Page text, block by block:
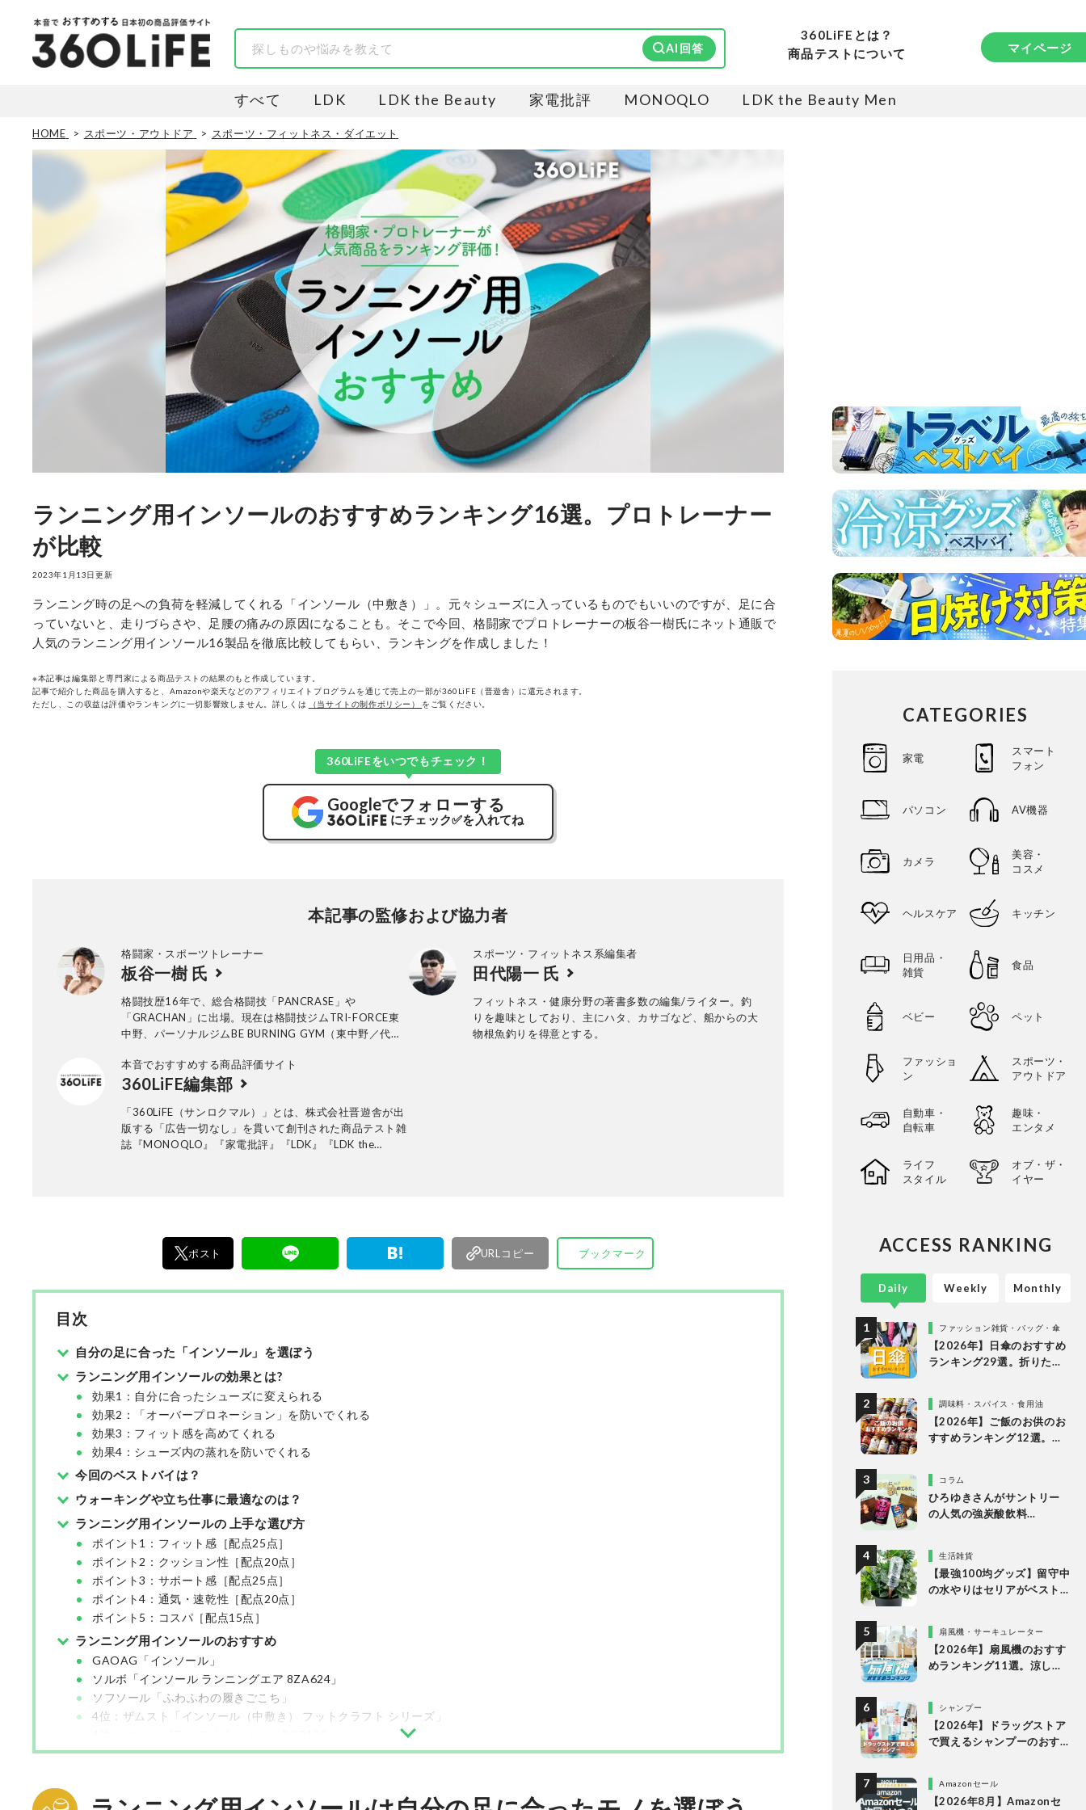
AI回答
360LiFEとは？
商品テストについて
マイページ
すべて LDK LDK the Beauty 家電批評 MONOQLO LDK the Beauty Men
HOME スポーツ・アウトドア スポーツ・フィットネス・ダイエット
ランニング用インソールのおすすめランキング16選。プロトレーナー
が比較
2023年1月13日更新
ランニング時の足への負荷を軽減してくれる「インソール（中敷き）」。元々シューズに入っているものでもいいのですが、足に合
っていないと、走りづらさや、足腰の痛みの原因になることも。そこで今回、格闘家でプロトレーナーの板谷一樹氏にネット通販で
人気のランニング用インソール16製品を徹底比較してもらい、ランキングを作成しました！
※本記事は編集部と専門家による商品テストの結果のもと作成しています。
記事で紹介した商品を購入すると、Amazonや楽天などのアフィリエイトプログラムを通じて売上の一部が360LiFE（晋遊舎）に還元されます。
ただし、この収益は評価やランキングに一切影響致しません。詳しくは
（当サイトの制作ポリシー） をご覧ください。
360LiFEをいつでもチェック！
Googleでフォローする
にチェック✅を入れてね
本記事の監修および協力者
格闘家・スポーツトレーナー
板谷一樹 氏
格闘技歴16年で、総合格闘技「PANCRASE」や
「GRACHAN」に出場。現在は格闘技ジムTRI-FORCE東
中野、パーソナルジムBE BURNING GYM（東中野／代々
東中野、BE BURNING GYM（東中野／代々木上原）では
無料体験ができる。
スポーツ・フィットネス系編集者
田代陽一 氏
フィットネス・健康分野の著書多数の編集/ライター。釣
りを趣味としており、主にハタ、カサゴなど、船からの大
物根魚釣りを得意とする。
本音でおすすめする商品評価サイト
360LiFE編集部
「360LiFE（サンロクマル）」とは、株式会社晋遊舎が出
版する「広告一切なし」を貫いて創刊された商品テスト雑
誌『MONOQLO』『家電批評』『LDK』『LDK the
編集長・加藤剛敏を中心に、11名以上の編集体制で日々
の編集・記事制作を行っています。
ポスト URLコピー ブックマーク
目次
自分の足に合った「インソール」を選ぼう
ランニング用インソールの効果とは?
効果1：自分に合ったシューズに変えられる
効果2：「オーバープロネーション」を防いでくれる
効果3：フィット感を高めてくれる
効果4：シューズ内の蒸れを防いでくれる
今回のベストバイは？
ウォーキングや立ち仕事に最適なのは？
ランニング用インソールの 上手な選び方
ポイント1：フィット感［配点25点］
ポイント2：クッション性［配点20点］
ポイント3：サポート感［配点25点］
ポイント4：通気・速乾性［配点20点］
ポイント5：コスパ［配点15点］
ランニング用インソールのおすすめ
GAOAG「インソール」
ソルボ「インソール ランニングエア 8ZA624」
ソフソール「ふわふわの履きごこち」
4位：ザムスト「インソール（中敷き） フットクラフト シリーズ」
4位：アシックス「ランニングSpEVA 中敷(レーシングタイプ) TZS710」
CATEGORIES
家電
スマート
フォン
パソコン AV機器
カメラ
美容・
コスメ
ヘルスケア キッチン
日用品・
雑貨
食品
ベビー ペット
ファッショ
ン
スポーツ・
アウトドア
自動車・
自転車
趣味・
エンタメ
ライフ
スタイル
オブ・ザ・
イヤー
ACCESS RANKING
Daily
ファッション雑貨・バッグ・傘
【2026年】日傘のおすすめ
ランキング29選。折りたた
調味料・スパイス・食用油
【2026年】ご飯のお供のお
すすめランキング12選。
比較コラム
ひろゆきさんがサントリー
の人気の強炭酸飲料
を実飲して食レポ！
生活雑貨
【最強100均グッズ】留守中
の水やりはセリアがベスト
扇風機・サーキュレーター
【2026年】扇風機のおすす
めランキング11選。涼しい
シャンプー
【2026年】ドラッグストア
で買えるシャンプーのおす
比較Amazonセール
【2026年8月】Amazonセ
Weekly Monthly